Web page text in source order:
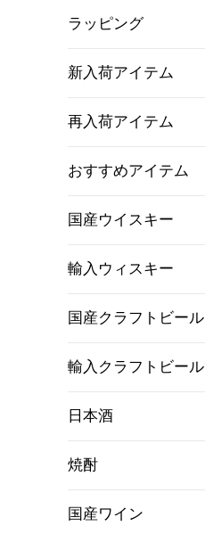
ラッピング
新入荷アイテム
再入荷アイテム
おすすめアイテム
国産ウイスキー
輸入ウィスキー
国産クラフトビール
輸入クラフトビール
日本酒
焼酎
国産ワイン